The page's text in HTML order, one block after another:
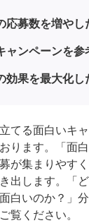
応募数を増やし
ャンペーンを参
効果を最大化し
てる面白いキ
ります。「面
が集まりやす
出します。「
白いのか？」
覧ください。